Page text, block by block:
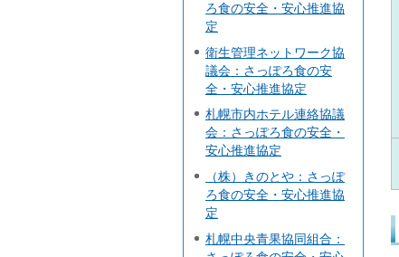
ろ食の安全・安心推進協
定
衛生管理ネットワーク協
議会：さっぽろ食の安
全・安心推進協定
札幌市内ホテル連絡協議
会：さっぽろ食の安全・
安心推進協定
（株）きのとや：さっぽ
ろ食の安全・安心推進協
定
札幌中央青果協同組合：